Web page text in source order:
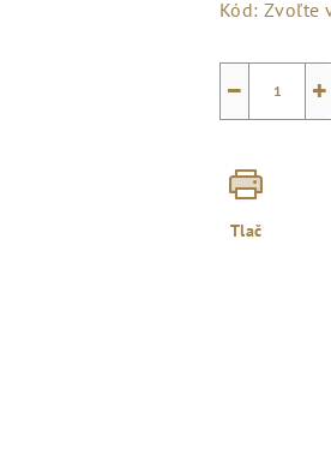
Kód: Zvoľte
+
−
Tlač